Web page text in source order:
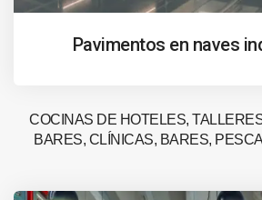
Pavimentos en naves
COCINAS DE HOTELES,
BARES, CLÍNICAS, BARES,